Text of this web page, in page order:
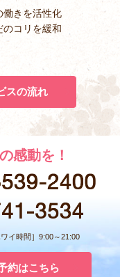
働きを活性化
のコリを緩和
スの流れ
感動を！
イ時間］9:00～21:00
約はこちら